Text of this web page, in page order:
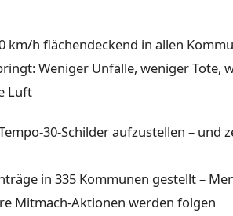
h flächendeckend in allen
Weniger Unfälle, weniger Tote,
Luft
30-Schilder aufzustellen – und
in 335 Kommunen gestellt –
Mitmach-Aktionen werden folgen